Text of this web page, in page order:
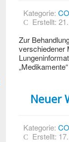
Kategorie:
Erstellt:
Zur
verschiedener
Neuer
Kategorie:
Erstellt: